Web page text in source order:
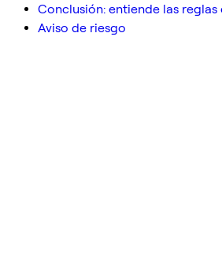
Conclusión: entiende las
Aviso de riesgo